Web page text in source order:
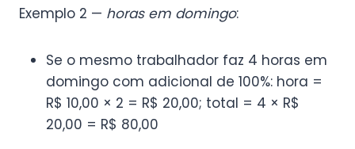
Exemplo 2 — horas em domingo:
Se o mesmo trabalhador faz 4 horas em
domingo com adicional de 100%: hora =
R$ 10,00 × 2 = R$ 20,00; total = 4 × R$
20,00 = R$ 80,00